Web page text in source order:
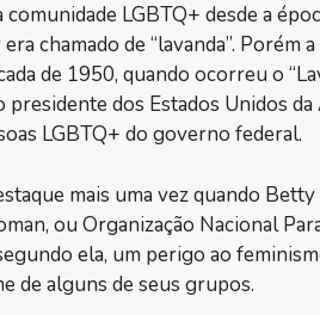
LGBTQ+ desde a
chamado de “lavanda”.
de 1950, quando ocorreu o
presidente dos Estados Unidos
LGBTQ+ do governo federal.
mais uma vez quando
ou Organização Nacional
ela, um perigo ao
de alguns de seus grupos.